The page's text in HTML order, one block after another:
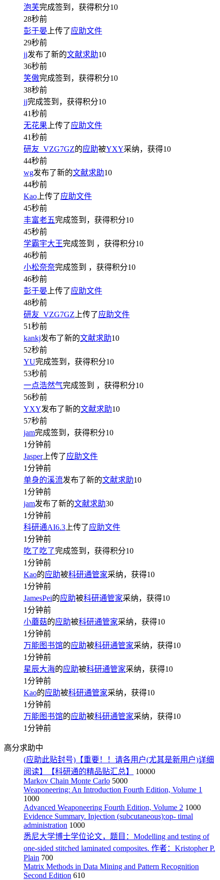
泡芙完成签到，获得积分10
28秒前
彭于晏 上传了应助文件
29秒前
jj发布了新的文献求助10
36秒前
笑傲完成签到，获得积分10
38秒前
jj完成签到，获得积分10
41秒前
无花果 上传了应助文件
41秒前
研友_VZG7GZ的应助被YXY采纳，获得10
44秒前
wg发布了新的文献求助10
44秒前
Kao 上传了应助文件
45秒前
丰富老五完成签到，获得积分10
45秒前
学霸宇大王完成签到 ，获得积分10
46秒前
小松奈奈完成签到 ，获得积分10
46秒前
彭于晏 上传了应助文件
48秒前
研友_VZG7GZ 上传了应助文件
51秒前
kankj发布了新的文献求助10
52秒前
YU完成签到，获得积分10
53秒前
一点浩然气完成签到 ，获得积分10
56秒前
YXY发布了新的文献求助10
57秒前
jam完成签到，获得积分10
1分钟前
Jasper上传了应助文件
1分钟前
单身的溪流发布了新的文献求助10
1分钟前
jam发布了新的文献求助30
1分钟前
科研通AI6.3 上传了应助文件
1分钟前
吃了吃了完成签到，获得积分10
1分钟前
Kao的应助被科研通管家采纳，获得10
1分钟前
JamesPei的应助被科研通管家采纳，获得10
1分钟前
小蘑菇的应助被科研通管家采纳，获得10
1分钟前
万能图书馆的应助被科研通管家采纳，获得10
1分钟前
星辰大海的应助被科研通管家采纳，获得10
1分钟前
Kao的应助被科研通管家采纳，获得10
1分钟前
万能图书馆的应助被科研通管家采纳，获得10
1分钟前
高分求助中
(应助此贴封号)【重要！！请各用户(尤其是新用户)详细
阅读】【科研通的精品贴汇总】
10000
Markov Chain Monte Carlo 5000
Weaponeering: An Introduction Fourth Edition, Volume 1
1000
Advanced Weaponeering Fourth Edition, Volume 2 1000
Evidence Summary. Injection (subcutaneous):op- timal
administration 1000
悉尼大学博士学位论文，题目：Modelling and testing of
one-sided stitched laminated composites. 作者：Kristopher P.
Plain 700
Matrix Methods in Data Mining and Pattern Recognition
Second Edition 610